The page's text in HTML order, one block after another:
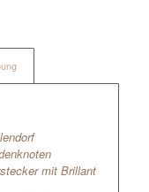
mit Brillant